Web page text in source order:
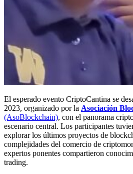
El esperado evento CriptoCantina se
2023, organizado por la Asociación
(AsoBlockchain), con el panorama
escenario central. Los participantes
explorar los últimos proyectos de
complejidades del comercio de
expertos ponentes compartieron
trading.